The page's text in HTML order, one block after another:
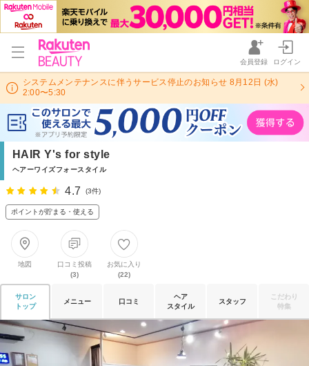
会員登録 ログイン
システムメンテナンスに伴うサービス停止のお知らせ 8月12日 (水)
2:00〜5:30
HAIR Y's for style
ヘアーワイズフォースタイル
4.7 (3件)
ポイントが貯まる・使える
地図
口コミ投稿
(3)
お気に入り
(22)
サロン
トップ
メニュー 口コミ
ヘア
スタイル
スタッフ
こだわり
特集